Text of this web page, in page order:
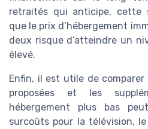
retraités qui anticipe, cette
que le prix d’hébergement
deux risque d’atteindre un
élevé.
Enfin, il est utile de
proposées et les
hébergement plus bas
surcoûts pour la télévision,